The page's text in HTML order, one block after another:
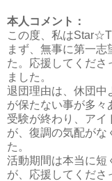
本人コメント：
この度、私はStar☆T
まず、無事に第一
た。応援してくださ
ました。
退団理由は、休団中
が保たない事が多々
受験が終わり、アイ
が、復調の気配がな
た。
活動期間は本当に短
が、応援してくださ